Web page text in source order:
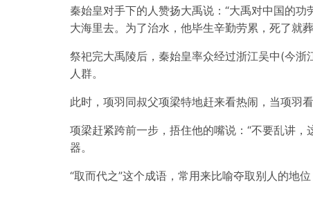
秦始皇对手下的人赞扬大禹说：“大禹对中国的
大海里去。为了治水，他毕生辛勤劳累，死了就
祭祀完大禹陵后，秦始皇率众经过浙江吴中(今
人群。
此时，项羽同叔父项梁特地赶来看热闹，当项羽
项梁赶紧跨前一步，捂住他的嘴说：“不要乱讲
器。
“取而代之”这个成语，常用来比喻夺取别人的地位